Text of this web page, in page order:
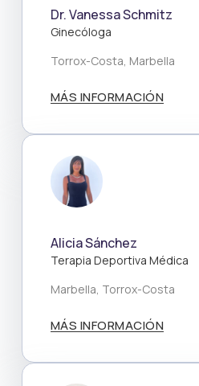
Dr. Vanessa Schmitz
Ginecóloga
Torrox-Costa, Marbella
MÁS INFORMACIÓN
Alicia Sánchez
Terapia Deportiva Médica
Marbella, Torrox-Costa
MÁS INFORMACIÓN